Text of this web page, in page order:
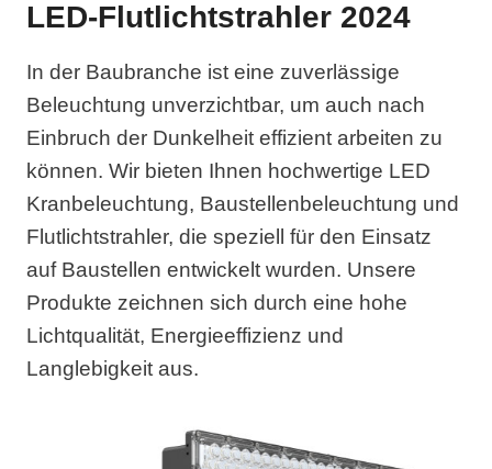
LED-Flutlichtstrahler 2024
In der Baubranche ist eine zuverlässige
Beleuchtung unverzichtbar, um auch nach
Einbruch der Dunkelheit effizient arbeiten zu
können. Wir bieten Ihnen hochwertige LED
Kranbeleuchtung, Baustellenbeleuchtung und
Flutlichtstrahler, die speziell für den Einsatz
auf Baustellen entwickelt wurden. Unsere
Produkte zeichnen sich durch eine hohe
Lichtqualität, Energieeffizienz und
Langlebigkeit aus.